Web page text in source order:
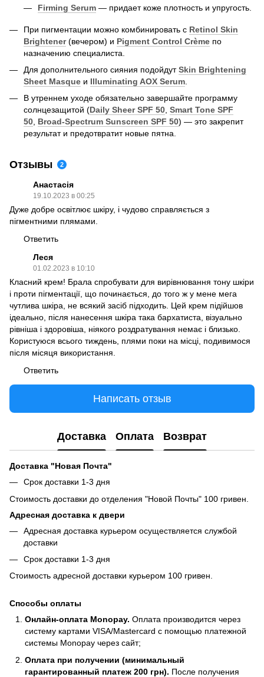
Firming Serum — придает коже плотность и упругость.
При пигментации можно комбинировать с Retinol Skin
Brightener(вечером) и Pigment Control Crème по
назначению специалиста.
Для дополнительного сияния подойдутSkin Brightening
Sheet Masque и Illuminating AOX Serum
В утреннем уходе обязательно завершайте программу
солнцезащитой (Daily Sheer SPF 50, Smart Tone SPF
50, Broad-Spectrum Sunscreen SPF 50) — это закрепит
результат и предотвратит новые пятна.
Отзывы 2
Анастасія
19.10.2023 в 00:25
Дуже добре освітлює шкіру, і чудово справляється з
пігментними плямами.
Ответить
Леся
01.02.2023 в 10:10
Класний крем! Брала спробувати для вирівнювання тону шкіри
і проти пігментації, що починається, до того ж у мене мега
чутлива шкіра, не всякий засіб підходить. Цей крем підійшов
ідеально, після нанесення шкіра така бархатиста, візуально
рівніша і здоровіша, ніякого роздратування немає і близько.
Користуюся всього тиждень, плями поки на місці, подивимося
після місяця використання.
Ответить
Написать отзыв
Доставка Оплата Возврат
Доставка "Новая Почта"
Срок доставки 1-3 дня
Стоимость доставки до отделения "Новой Почты" 100 гривен.
Адресная доставка к двери
Адресная доставка курьером осуществляется службой
доставки
Срок доставки 1-3 дня
Стоимость адресной доставки курьером 100 гривен.
Способы оплаты
Онлайн-оплата Monopay. Оплата производится через
систему картами VISA/Mastercard с помощью платежной
системы Monopay через сайт;
Оплата при получении (минимальный
гарантированный платеж 200 грн). После получения